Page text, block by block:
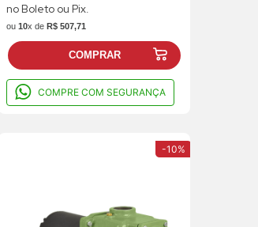
no Boleto ou Pix.
ou10x deR$ 507,71
COMPRAR
COMPRE COM SEGURANÇA
-10%